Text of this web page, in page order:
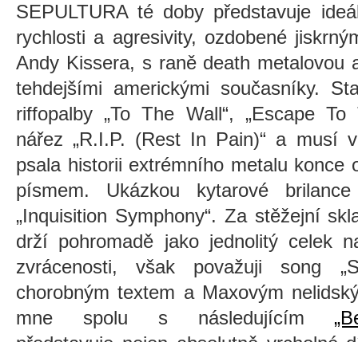
SEPULTURA té doby představuje
rychlosti a agresivity, ozdobené
Andy Kissera, s raně death metalovou
tehdejšími americkými současníky.
riffopalby „To The Wall“, „Escape
nářez „R.I.P. (Rest In Pain)“ a musí
psala historii extrémního metalu konce
písmem. Ukázkou kytarové
„Inquisition Symphony“. Za stěžejní
drží pohromadě jako jednolitý celek
zvrácenosti, však považuji song
chorobným textem a Maxovým
mne spolu s následujícím